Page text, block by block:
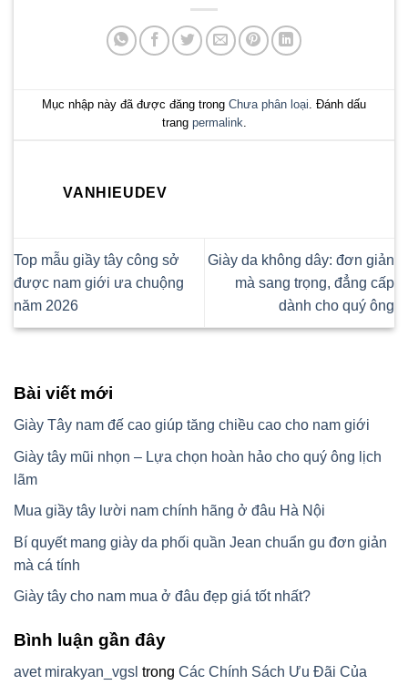
Mục nhập này đã được đăng trong Chưa phân loại. Đánh dấu
trang permalink.
VANHIEUDEV
Top mẫu giầy tây công sở
được nam giới ưa chuộng
năm 2026
Giày da không dây: đơn giản
mà sang trọng, đẳng cấp
dành cho quý ông
Bài viết mới
Giày Tây nam đế cao giúp tăng chiều cao cho nam giới
Giày tây mũi nhọn – Lựa chọn hoàn hảo cho quý ông lịch
lãm
Mua giầy tây lười nam chính hãng ở đâu Hà Nội
Bí quyết mang giày da phối quần Jean chuẩn gu đơn giản
mà cá tính
Giày tây cho nam mua ở đâu đẹp giá tốt nhất?
Bình luận gần đây
avet mirakyan_vgsl trong Các Chính Sách Ưu Đãi Của